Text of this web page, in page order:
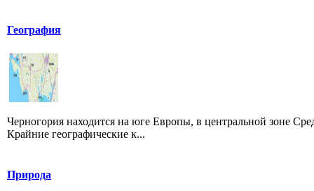
География
Черногория находится на юге Европы, в центральной зоне
Крайние географические к...
Природа